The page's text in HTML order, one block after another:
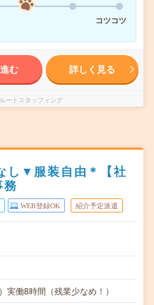
コツコツ
む 詳しく見る
ートスタッフィング
し▼服装自由＊【社
務
WEB登録OK 紹介予定派遣
働8時間（残業少なめ！）